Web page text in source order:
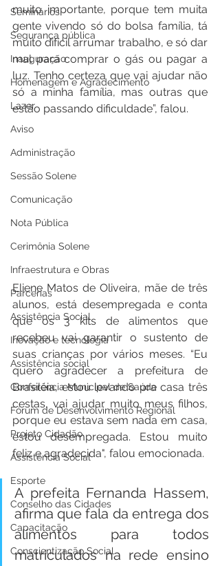
Seminários
Segurança pública
Inauguração
Homenagem e Agradecimento
Lazer
Aviso
Administração
Sessão Solene
Comunicação
Nota Pública
Cerimônia Solene
Infraestrutura e Obras
Parcerias
Assistência Social
Inovação e tecnologia
Assistência social
Conferência Municipal de Saúde
Fórum de Desenvolvimento Regional
Projeto Cidadão
Assistência Social
Esporte
Conselho das Cidades
Capacitação
Conscientização Social
muito importante, porque tem muita
gente vivendo só do bolsa família, tá
muito difícil arrumar trabalho, e só dar
mal para comprar o gás ou pagar a
luz. Tenho certeza que vai ajudar não
só a minha família, mas outras que
estão passando dificuldade”, falou.
Eliene Matos de Oliveira, mãe de três
alunos, está desempregada e conta
que os 3 kits de alimentos que
recebeu vai garantir o sustento de
suas crianças por vários meses. “Eu
quero agradecer a prefeitura de
Brasiléia, estou levando pra casa três
cestas, vai ajudar muito meus filhos,
porque eu estava sem nada em casa,
estou desempregada. Estou muito
feliz e agradecida", falou emocionada.
A prefeita Fernanda Hassem,
afirma que fala da entrega dos
alimentos para todos
matriculados na rede ensino